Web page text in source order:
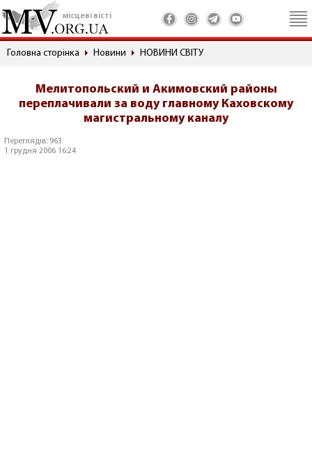
місцеві вісті
Головна сторінка Новини НОВИНИ СВІТУ
Мелитопольский и Акимовский районы
переплачивали за воду главному Каховскому
магистральному каналу
Переглядів: 963
1 грудня 2006 16:24